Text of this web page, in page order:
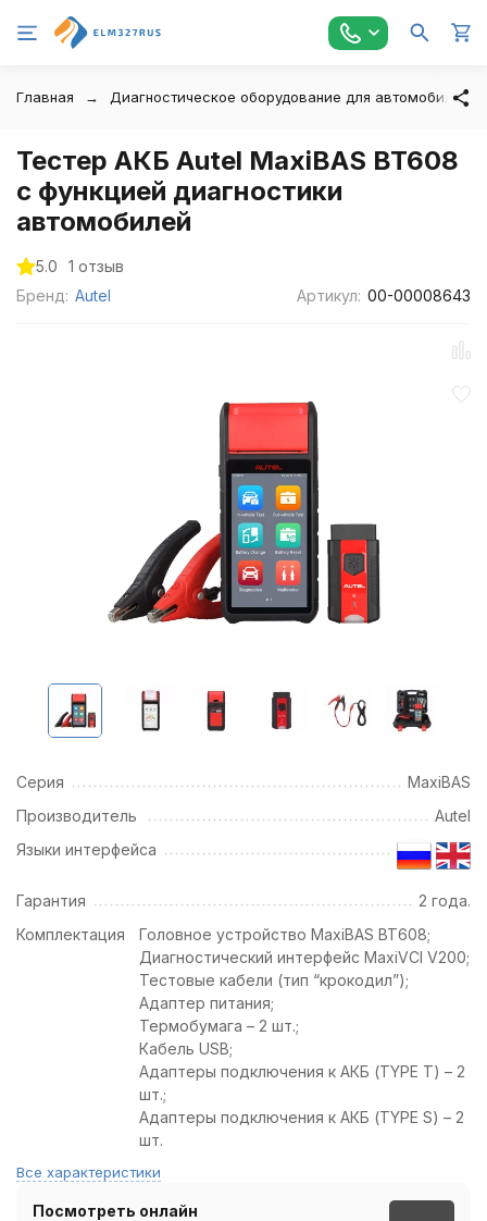
Главная Диагностическое оборудование для автомобилей
Тестер АКБ Autel MaxiBAS BT608
с функцией диагностики
автомобилей
5.0
1 отзыв
Бренд: Autel Артикул: 00-00008643
Серия
MaxiBAS
Производитель
Autel
Языки интерфейса
Гарантия
2 года.
Комплектация
Головное устройство MaxiBAS BT608;
Диагностический интерфейс MaxiVCI V200;
Тестовые кабели (тип “крокодил”);
Адаптер питания;
Термобумага – 2 шт.;
Кабель USB;
Адаптеры подключения к АКБ (TYPE T) – 2
шт.;
Адаптеры подключения к АКБ (TYPE S) – 2
шт.
Все характеристики
Посмотреть онлайн